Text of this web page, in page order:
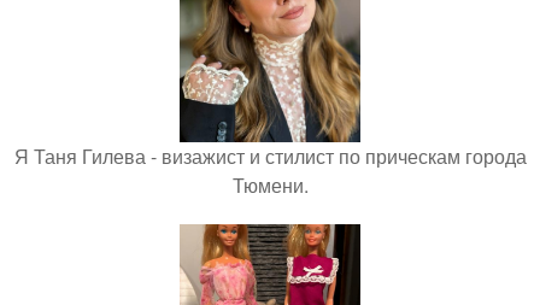
Я Таня Гилева - визажист и стилист по прическам города
Тюмени.